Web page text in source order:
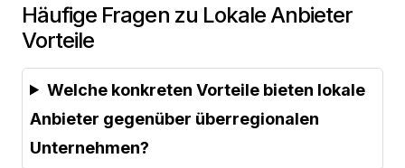
Häufige Fragen zu Lokale Anbieter
Vorteile
Welche konkreten Vorteile bieten lokale
Anbieter gegenüber überregionalen
Unternehmen?